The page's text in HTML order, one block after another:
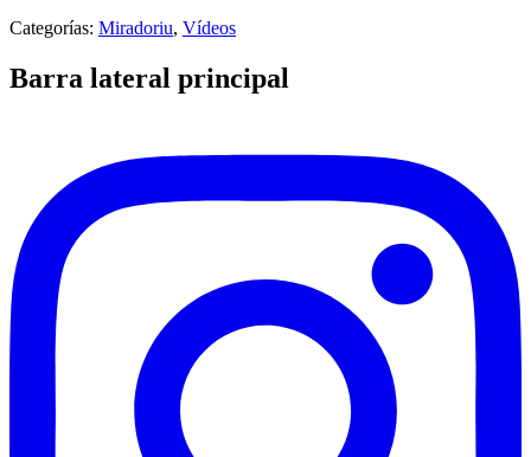
Categorías: Miradoriu, Vídeos
Barra lateral principal